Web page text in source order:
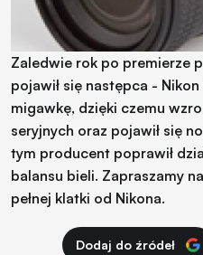
Zaledwie rok po premierze
pojawił się następca -
migawkę, dzięki czemu
seryjnych oraz pojawił się
tym producent poprawił
balansu bieli. Zapraszamy
pełnej klatki od Nikona.
Dodaj do źródeł